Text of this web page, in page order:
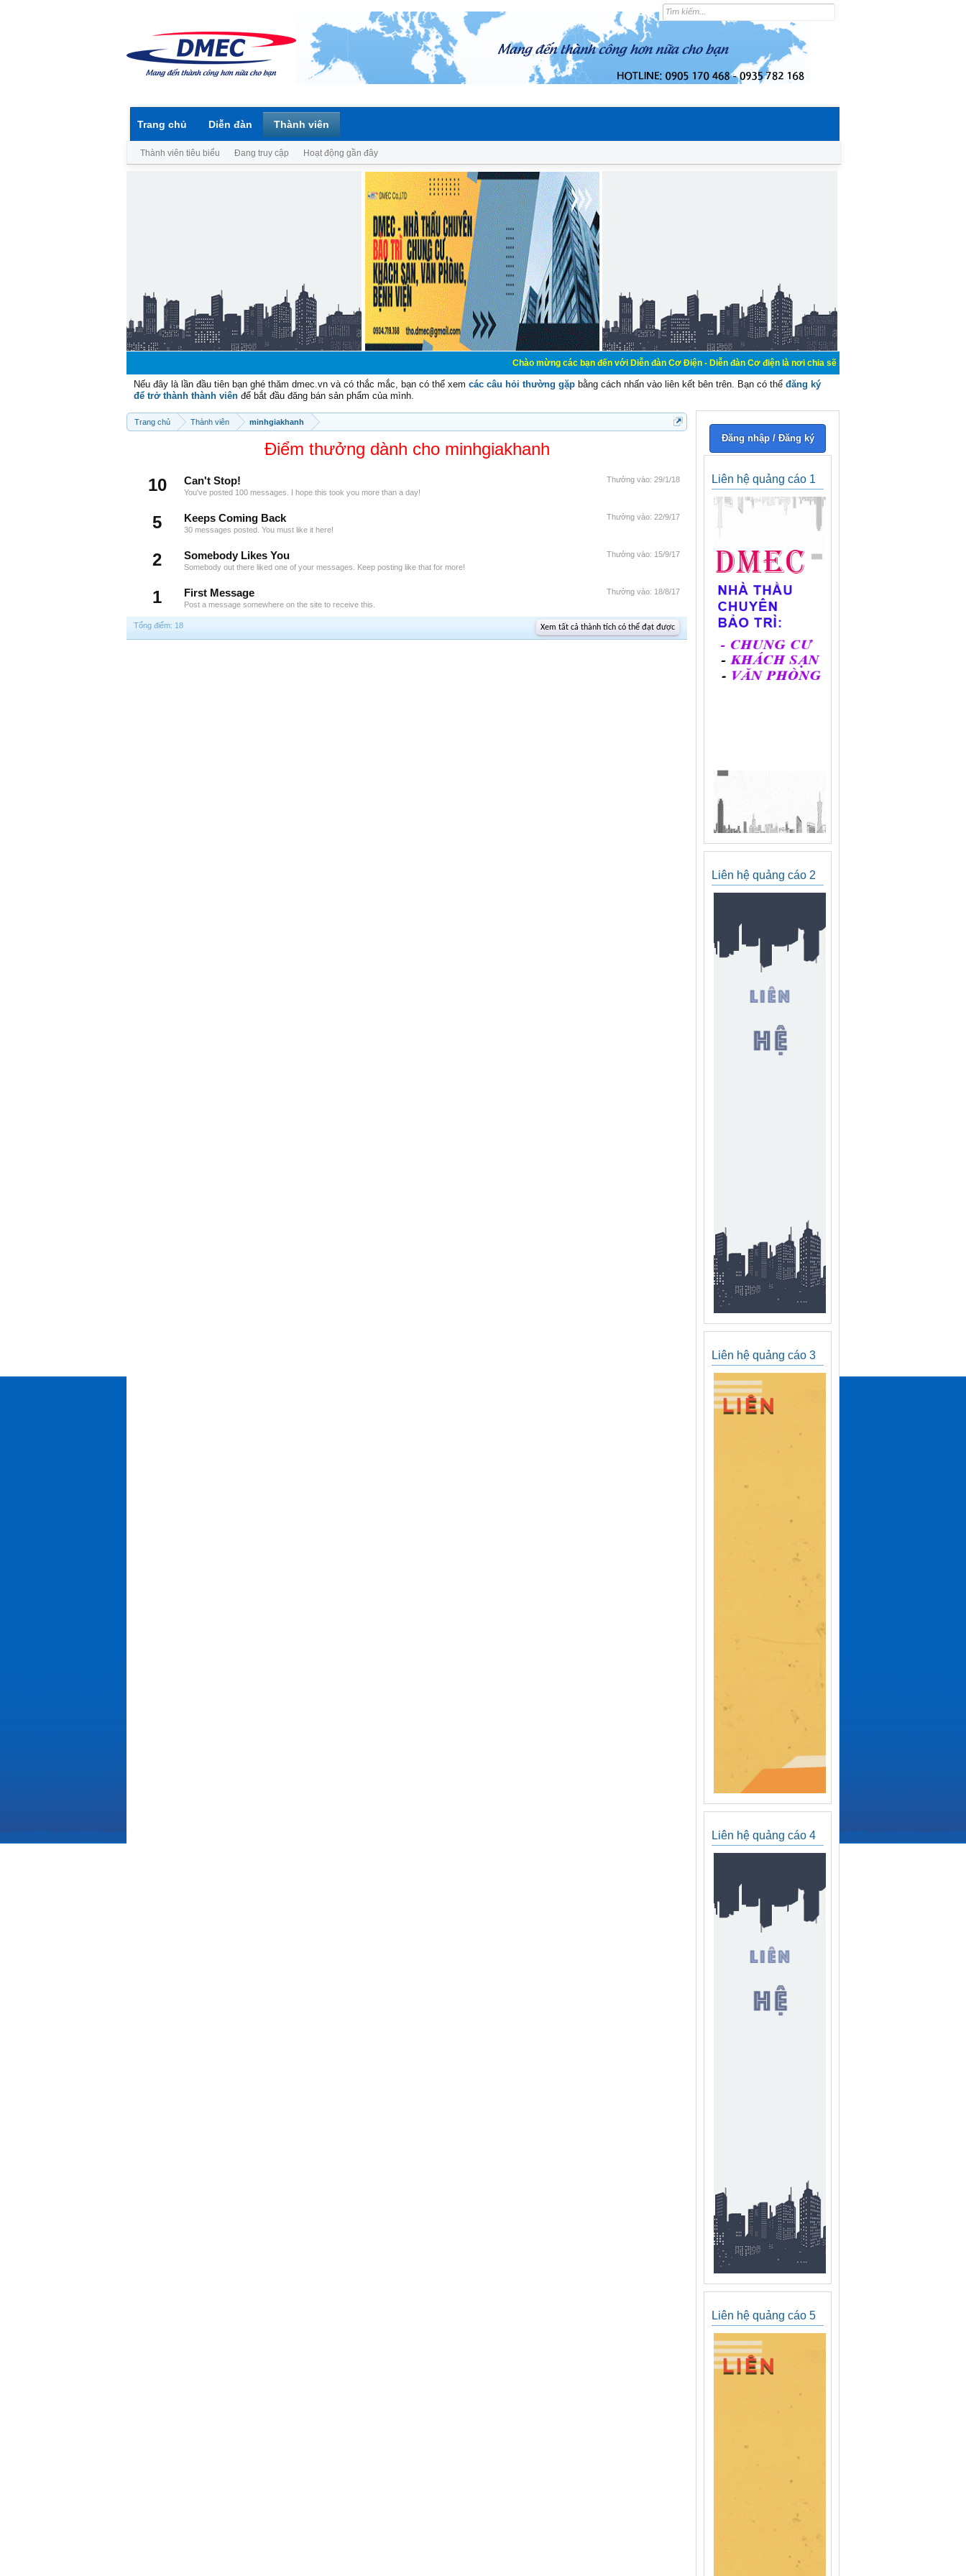
Chào mừng các bạn đến với Diễn đàn Cơ Điện - Diễn đàn Cơ điện là nơi chia sẽ kiến thức kinh nghiệm trong lãnh vực
Nếu đây là lần đầu tiên bạn ghé thăm dmec.vn và có thắc mắc, bạn có thể xem các câu hỏi thường gặp bằng cách nhấn vào liên kết bên trên. Bạn có thể đăng ký
để trở thành thành viên để bắt đầu đăng bán sản phẩm của mình.
Trang chủ Thành viên minhgiakhanh
Điểm thưởng dành cho minhgiakhanh
10
Thưởng vào: 29/1/18
Can't Stop!
You've posted 100 messages. I hope this took you more than a day!
5 Thưởng vào: 22/9/17
Keeps Coming Back
30 messages posted. You must like it here!
2 Thưởng vào: 15/9/17
Somebody Likes You
Somebody out there liked one of your messages. Keep posting like that for more!
1 Thưởng vào: 18/8/17
First Message
Post a message somewhere on the site to receive this.
Tổng điểm: 18 Xem tất cả thành tích có thể đạt được
Đăng nhập / Đăng ký
Liên hệ quảng cáo 1
Liên hệ quảng cáo 2
Liên hệ quảng cáo 3
Liên hệ quảng cáo 4
Liên hệ quảng cáo 5
Trang chủ Diễn đàn Thành viên
Thành viên tiêu biểu Đang truy cập Hoạt động gần đây